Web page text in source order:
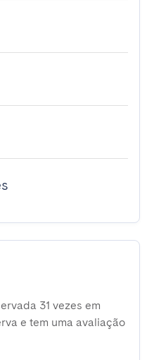
31 vezes em
e tem uma avaliação